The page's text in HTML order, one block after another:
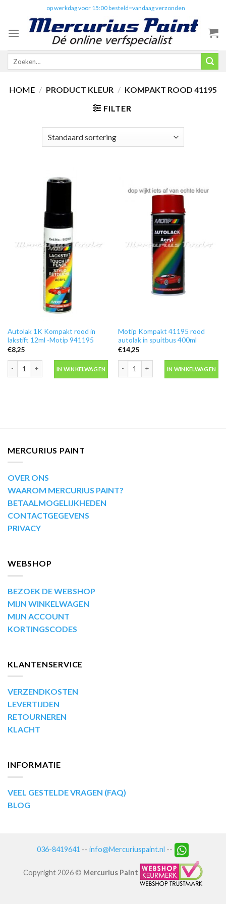
content
op werkdag voor 15:00 besteld=vandaag verzonden
Zoeken
HOME / PRODUCT KLEUR / KOMPAKT ROOD 41195
FILTER
Autolak 1K Kompakt rood in
lakstift 12ml -Motip 941195
€8,25
IN WINKELWAGEN
Motip Kompakt 41195 rood
autolak in spuitbus 400ml
€14,25
IN WINKELWAGEN
MERCURIUS PAINT
OVER ONS
WAAROM MERCURIUS PAINT?
BETAALMOGELIJKHEDEN
CONTACTGEGEVENS
PRIVACY
WEBSHOP
BEZOEK DE WEBSHOP
MIJN WINKELWAGEN
MIJN ACCOUNT
KORTINGSCODES
KLANTENSERVICE
VERZENDKOSTEN
LEVERTIJDEN
RETOURNEREN
KLACHT
INFORMATIE
VEEL GESTELDE VRAGEN (FAQ)
BLOG
036-8419641 -- info@Mercuriuspaint.nl --
Copyright 2026 © Mercurius Paint